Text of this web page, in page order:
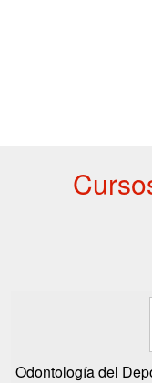
Odontología del